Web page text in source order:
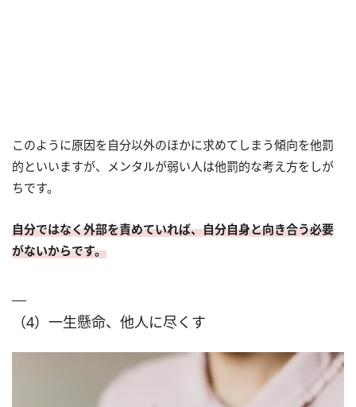
このように原因を自分以外のほかに求めてしまう傾向を他罰
的といいますが、メンタルが弱い人は他罰的な考え方をしが
ちです。
自分ではなく外部を責めていれば、自分自身と向き合う必要
がないからです。
（4）一生懸命、他人に尽くす